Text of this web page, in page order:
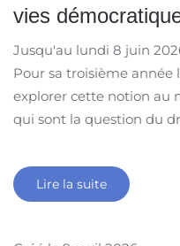
vies
Jusqu'au lundi 8 juin
Pour sa troisième année
explorer cette notion au
qui sont la question du
Lire la suite